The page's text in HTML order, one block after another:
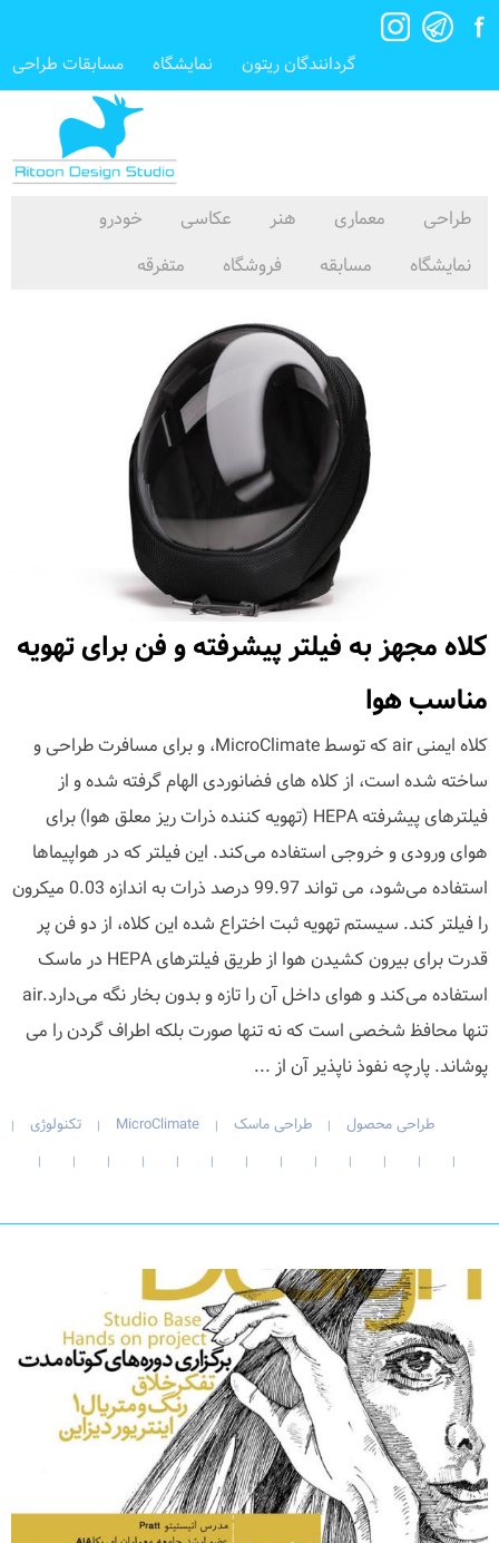
گردانندگان ریتون نمایشگاه مسابقات طراحی
طراحی معماری هنر عکاسی
خودرو
نمایشگاه
مسابقه فروشگاه متفرقه
کلاه مجهز به فیلتر پیشرفته و فن برای تهویه
مناسب هوا
کلاه ایمنی air که توسط MicroClimate، و برای مسافرت طراحی و
ساخته شده است، از کلاه های فضانوردی الهام گرفته شده و از
فیلترهای پیشرفته HEPA (تهویه کننده ذرات ریز معلق هوا) برای
هوای ورودی و خروجی استفاده می‌کند. این فیلتر که در هواپیماها
استفاده می‌شود، می تواند 99.97 درصد ذرات به اندازه 0.03 میکرون
را فیلتر کند. سیستم تهویه ثبت اختراع شده این کلاه، از دو فن پر
قدرت برای بیرون کشیدن هوا از طریق فیلترهای HEPA در ماسک
استفاده می‌کند و هوای داخل آن را تازه و بدون بخار نگه می‌دارد.air
تنها محافظ شخصی است که نه تنها صورت بلکه اطراف گردن را می
پوشاند. پارچه نفوذ ناپذیر آن از ...
طراحی محصول | طراحی ماسک |
MicroClimate
| تکنولوژی
|
|
|
|
|
|
|
|
|
|
|
|
|
|